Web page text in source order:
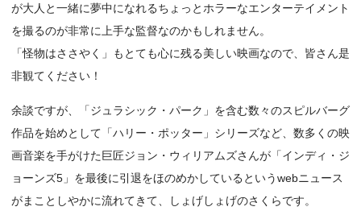
が大人と一緒に夢中になれるちょっとホラーなエンターテイメント
を撮るのが非常に上手な監督なのかもしれません。
「怪物はささやく」もとても心に残る美しい映画なので、皆さん是
非観てください！
余談ですが、「ジュラシック・パーク」を含む数々のスピルバーグ
作品を始めとして「ハリー・ポッター」シリーズなど、数多くの映
画音楽を手がけた巨匠ジョン・ウィリアムズさんが「インディ・ジ
ョーンズ5」を最後に引退をほのめかしているというwebニュース
がまことしやかに流れてきて、しょげしょげのさくらです。